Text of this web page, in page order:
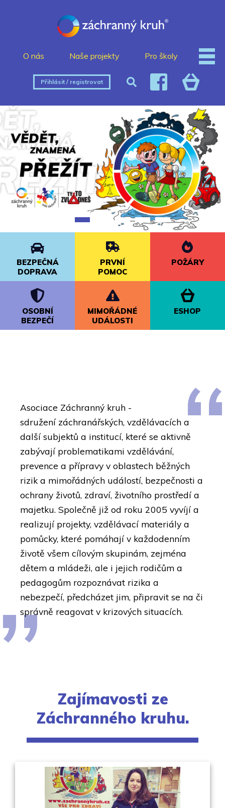
O nás Naše projekty Pro školy
Přihlásit / registrovat
BEZPEČNÁ
DOPRAVA
PRVNÍ
POMOC
POŽÁRY
OSOBNÍ
BEZPEČÍ
MIMOŘÁDNÉ
UDÁLOSTI
ESHOP
Asociace Záchranný kruh -
sdružení záchranářských, vzdělávacích a
další subjektů a institucí, které se aktivně
zabývají problematikami vzdělávání,
prevence a přípravy v oblastech běžných
rizik a mimořádných událostí, bezpečnosti a
ochrany životů, zdraví, životního prostředí a
majetku. Společně již od roku 2005 vyvíjí a
realizují projekty, vzdělávací materiály a
pomůcky, které pomáhají v každodenním
životě všem cílovým skupinám, zejména
dětem a mládeži, ale i jejich rodičům a
pedagogům rozpoznávat rizika a
nebezpečí, předcházet jim, připravit se na či
správně reagovat v krizových situacích.
Zajímavosti ze
Záchranného kruhu.